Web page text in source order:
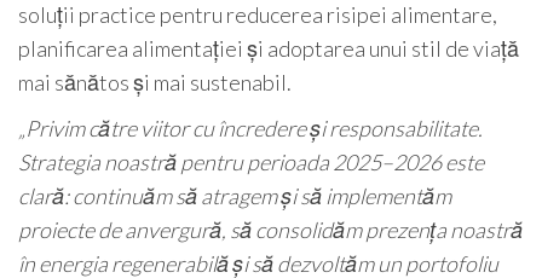
soluții practice pentru reducerea risipei alimentare,
planificarea alimentației și adoptarea unui stil de viață
mai sănătos și mai sustenabil.
„Privim către viitor cu încredere și responsabilitate.
Strategia noastră pentru perioada 2025–2026 este
clară: continuăm să atragem și să implementăm
proiecte de anvergură, să consolidăm prezența noastră
în energia regenerabilă și să dezvoltăm un portofoliu